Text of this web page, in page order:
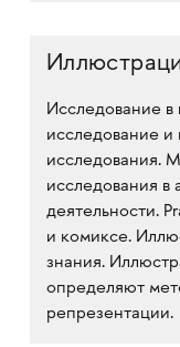
Исследование в
исследование
исследования.
исследования в
деятельности.
и комиксе.
знания.
определяют
репрезентации.